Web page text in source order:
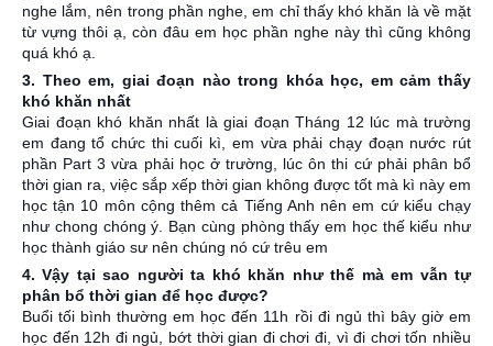
nghe lắm, nên trong phần nghe, em chỉ thấy khó khăn là về mặt
từ vựng thôi ạ, còn đâu em học phần nghe này thì cũng không
quá khó ạ.
3. Theo em, giai đoạn nào trong khóa học, em cảm thấy
khó khăn nhất
Giai đoạn khó khăn nhất là giai đoạn Tháng 12 lúc mà trường
em đang tổ chức thi cuối kì, em vừa phải chạy đoạn nước rút
phần Part 3 vừa phải học ở trường, lúc ôn thi cứ phải phân bổ
thời gian ra, việc sắp xếp thời gian không được tốt mà kì này em
học tận 10 môn cộng thêm cả Tiếng Anh nên em cứ kiểu chạy
như chong chóng ý. Bạn cùng phòng thấy em học thế kiểu như
học thành giáo sư nên chúng nó cứ trêu em
4. Vậy tại sao người ta khó khăn như thế mà em vẫn tự
phân bổ thời gian để học được?
Buổi tối bình thường em học đến 11h rồi đi ngủ thì bây giờ em
học đến 12h đi ngủ, bớt thời gian đi chơi đi, vì đi chơi tốn nhiều